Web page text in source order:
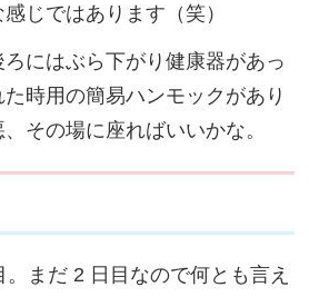
じではあります（笑）
にはぶら下がり健康器があっ
時用の簡易ハンモックがあり
その場に座ればいいかな。
まだ 2 日目なので何とも言え